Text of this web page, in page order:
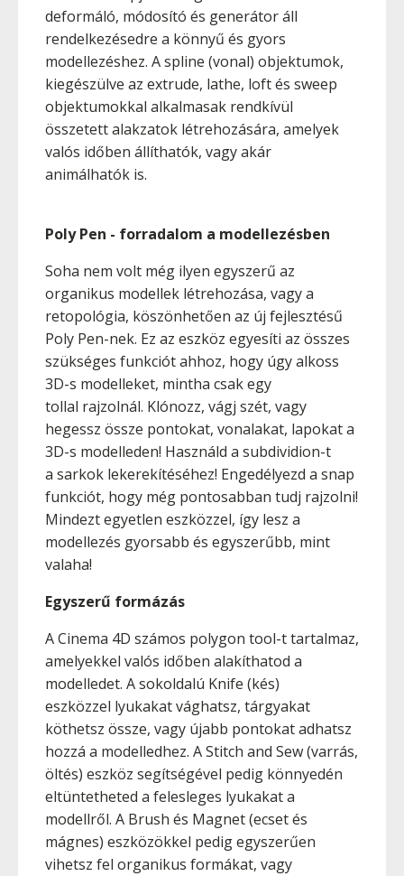
deformáló, módosító és generátor áll
rendelkezésedre a könnyű és gyors
modellezéshez. A spline (vonal) objektumok,
kiegészülve az extrude, lathe, loft és sweep
objektumokkal alkalmasak rendkívül
összetett alakzatok létrehozására, amelyek
valós időben állíthatók, vagy akár
animálhatók is.
Poly Pen - forradalom a modellezésben
Soha nem volt még ilyen egyszerű az
organikus modellek létrehozása, vagy a
retopológia, köszönhetően az új fejlesztésű
Poly Pen-nek. Ez az eszköz egyesíti az összes
szükséges funkciót ahhoz, hogy úgy alkoss
3D-s modelleket, mintha csak egy
tollal rajzolnál. Klónozz, vágj szét, vagy
hegessz össze pontokat, vonalakat, lapokat a
3D-s modelleden! Használd a subdividion-t
a sarkok lekerekítéséhez! Engedélyezd a snap
funkciót, hogy még pontosabban tudj rajzolni!
Mindezt egyetlen eszközzel, így lesz a
modellezés gyorsabb és egyszerűbb, mint
valaha!
Egyszerű formázás
A Cinema 4D számos polygon tool-t tartalmaz,
amelyekkel valós időben alakíthatod a
modelledet. A sokoldalú Knife (kés)
eszközzel lyukakat vághatsz, tárgyakat
köthetsz össze, vagy újabb pontokat adhatsz
hozzá a modelledhez. A Stitch and Sew (varrás,
öltés) eszköz segítségével pedig könnyedén
eltüntetheted a felesleges lyukakat a
modellről. A Brush és Magnet (ecset és
mágnes) eszközökkel pedig egyszerűen
vihetsz fel organikus formákat, vagy